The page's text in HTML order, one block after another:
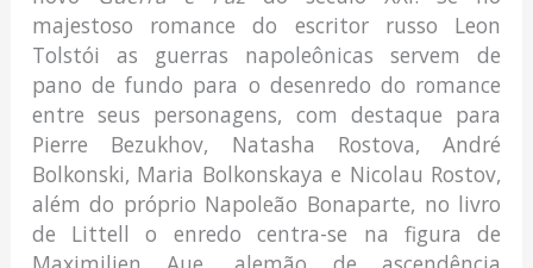
majestoso romance do escritor russo Leon
Tolstói as guerras napoleônicas servem de
pano de fundo para o desenredo do romance
entre seus personagens, com destaque para
Pierre Bezukhov, Natasha Rostova, André
Bolkonski, Maria Bolkonskaya e Nicolau Rostov,
além do próprio Napoleão Bonaparte, no livro
de Littell o enredo centra-se na figura de